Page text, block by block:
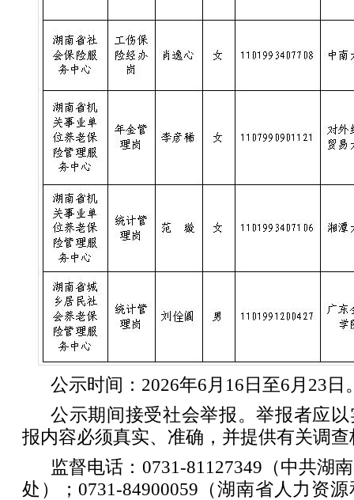
公示时间：2026年6月16日至6月23日
公示期间接受社会举报。举报者应
报内容必须真实、准确，并提供有关调
监督电话：0731-81127349（中共湖
处）；0731-84900059（湖南省人力资